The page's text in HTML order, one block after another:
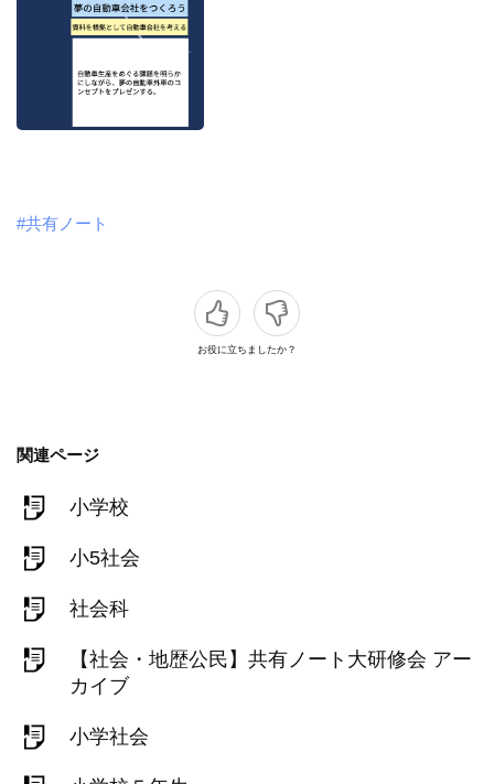
#共有ノート
お役に立ちましたか？
関連ページ
小学校
小5社会
社会科
【社会・地歴公民】共有ノート大研修会 アー
カイブ
小学社会